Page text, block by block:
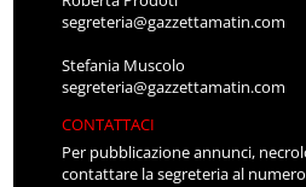
segreteria@gazzettamatin.com
Stefania Muscolo
segreteria@gazzettamatin.com
CONTATTACI
Per pubblicazione annunci,
contattare la segreteria al